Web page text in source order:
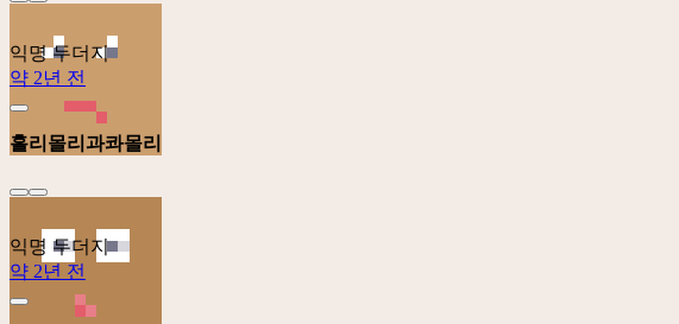
익명 두더지
약 2년 전
홀리몰리과콰몰리
익명 두더지
약 2년 전